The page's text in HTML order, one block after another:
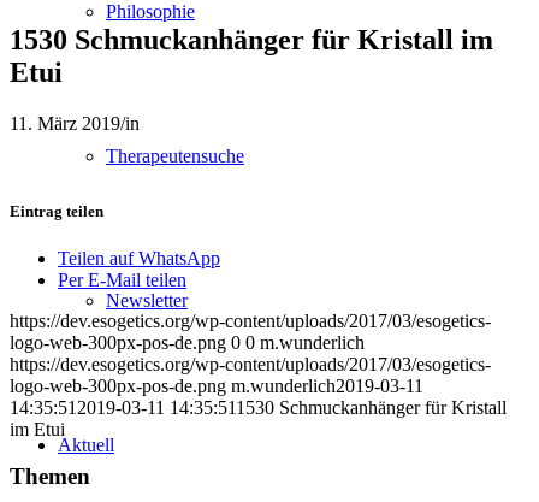
Philosophie
Therapeutensuche
Newsletter
Aktuell
1530 Schmuckanhänger für Kristall im
Etui
11. März 2019/in
Eintrag teilen
Teilen auf WhatsApp
Per E-Mail teilen
https://dev.esogetics.org/wp-content/uploads/2017/03/esogetics-
logo-web-300px-pos-de.png 0 0 m.wunderlich
https://dev.esogetics.org/wp-content/uploads/2017/03/esogetics-
logo-web-300px-pos-de.png m.wunderlich2019-03-11
14:35:51 2019-03-11 14:35:511530 Schmuckanhänger für Kristall
im Etui
Themen